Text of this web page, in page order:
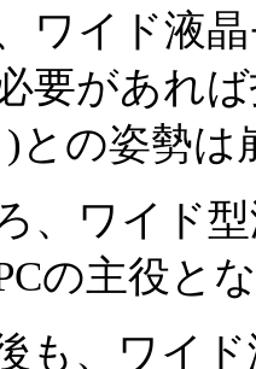
ワイド液
要があれ
との姿勢は
、ワイド型
の主役と
も、ワイド